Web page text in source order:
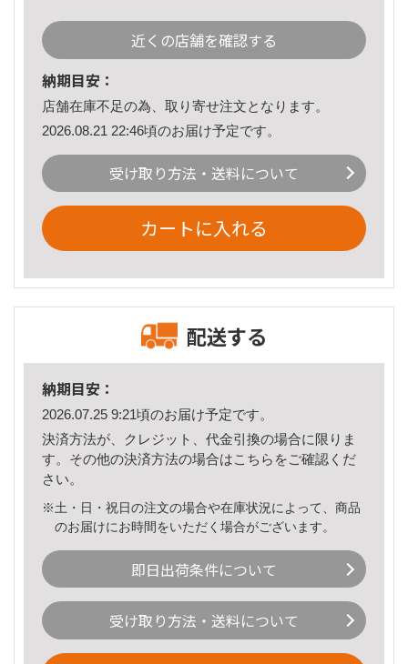
近くの店舗を確認する
納期目安：
店舗在庫不足の為、取り寄せ注文となります。
2026.08.21 22:46頃のお届け予定です。
受け取り方法・送料について
カートに入れる
配送する
納期目安：
2026.07.25 9:21頃のお届け予定です。
決済方法が、クレジット、代金引換の場合に限りま
す。その他の決済方法の場合はこちら をご確認くだ
さい。
※土・日・祝日の注文の場合や在庫状況によって、商品
のお届けにお時間をいただく場合がございます。
即日出荷条件について
受け取り方法・送料について